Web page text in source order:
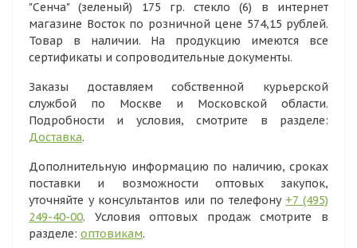
"Сенча" (зеленый) 175 гр. стекло (6) в интернет
магазине Восток по розничной цене 574,15 рублей.
Товар в наличии. На продукцию имеются все
сертификаты и сопроводительные документы.
Заказы доставляем собственной курьерской
службой по Москве и Московской области.
Подробности и условия, смотрите в разделе:
Доставка.
Дополнительную информацию по наличию, сроках
поставки и возможности оптовых закупок,
уточняйте у консультантов или по телефону +7 (495)
249-40-00. Условия оптовых продаж смотрите в
разделе: оптовикам.